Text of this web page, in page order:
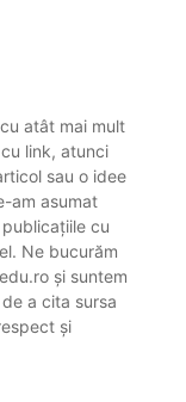
atât mai mult
link, atunci
sau o idee
am asumat
cu
Ne bucurăm
și suntem
a cita sursa
și